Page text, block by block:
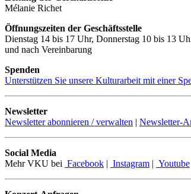
Mélanie Richet
Öffnungszeiten der Geschäftsstelle
Dienstag 14 bis 17 Uhr, Donnerstag 10 bis 13
und nach Vereinbarung
Spenden
Unterstützen Sie unsere Kulturarbeit mit einer
Newsletter
Newsletter abonnieren / verwalten | Newsletter-
Social Media
Mehr VKU bei Facebook | Instagram | Youtube